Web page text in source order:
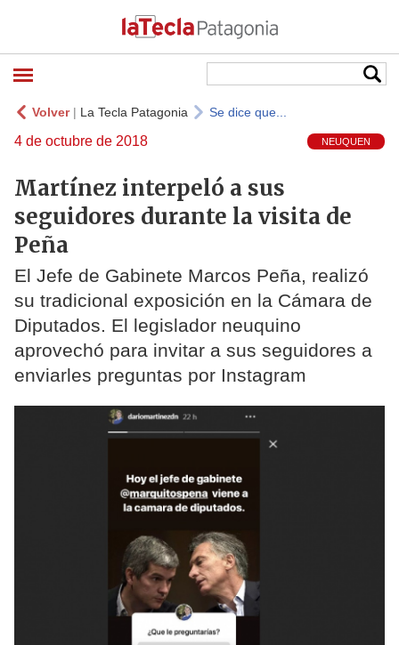
Volver| La Tecla Patagonia Se dice que...
4 de octubre de 2018 NEUQUEN
Martínez interpeló a sus
seguidores durante la visita de
Peña
El Jefe de Gabinete Marcos Peña, realizó
su tradicional exposición en la Cámara de
Diputados. El legislador neuquino
aprovechó para invitar a sus seguidores a
enviarles preguntas por Instagram